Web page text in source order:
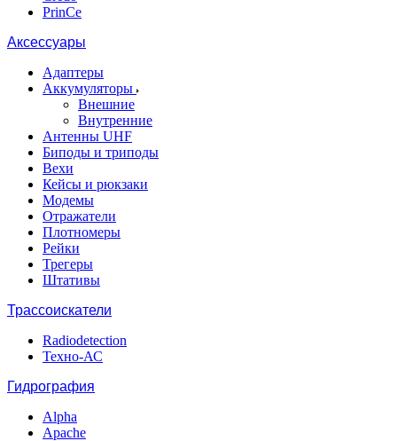
PrinCe
Аксессуары
Адаптеры
Аккумуляторы
Внешние
Внутренние
Антенны UHF
Биподы и триподы
Вехи
Кейсы и рюкзаки
Модемы
Отражатели
Плотномеры
Рейки
Трегеры
Штативы
Трассоискатели
Radiodetection
Техно-АС
Гидрография
Alpha
Apache